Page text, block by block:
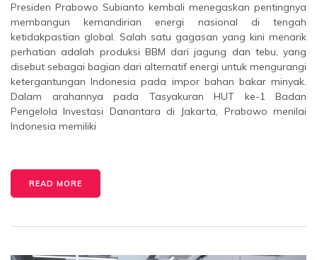
Presiden Prabowo Subianto kembali menegaskan pentingnya
membangun kemandirian energi nasional di tengah
ketidakpastian global. Salah satu gagasan yang kini menarik
perhatian adalah produksi BBM dari jagung dan tebu, yang
disebut sebagai bagian dari alternatif energi untuk mengurangi
ketergantungan Indonesia pada impor bahan bakar minyak.
Dalam arahannya pada Tasyakuran HUT ke-1 Badan
Pengelola Investasi Danantara di Jakarta, Prabowo menilai
Indonesia memiliki
READ MORE